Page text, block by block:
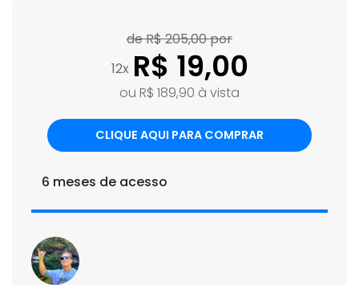
de R$ 205,00 por
12x R$ 19,00
ou R$ 189,90 à vista
CLIQUE AQUI PARA COMPRAR
6 meses de acesso